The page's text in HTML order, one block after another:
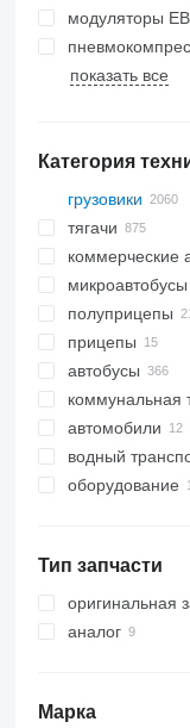
модуляторы
показать все
Категория
грузовики
тягачи
коммерческие
микроавтобусы
полуприцепы
прицепы
автобусы
коммунальная
автомобили
водный
лодки
оборудование
краны-
Тип запчасти
оригинальная
аналог
Марка